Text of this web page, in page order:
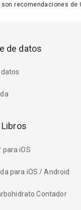
recomendaciones de
de datos
iOS
para iOS / Android
Contador